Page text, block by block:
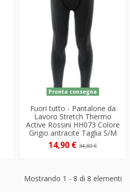
Pronta consegna
Fuori tutto - Pantalone da
Lavoro Stretch Thermo
Active Rossini HH073 Colore
Grigio antracite Taglia S/M
14,90 €34,80 €
Mostrando 1 - 8 di 8 elementi